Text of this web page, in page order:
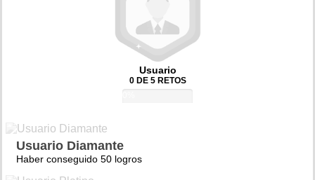
Usuario
0 DE 5 RETOS
Usuario Diamante
Haber conseguido 50 logros